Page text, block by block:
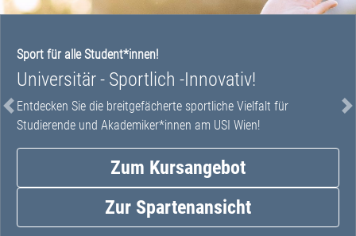
Sport für alle Student*innen!
Universitär - Sportlich -Innovativ!
Entdecken Sie die breitgefächerte sportliche Vielfalt für
Studierende und Akademiker*innen am USI Wien!
Zum Kursangebot
Zur Spartenansicht